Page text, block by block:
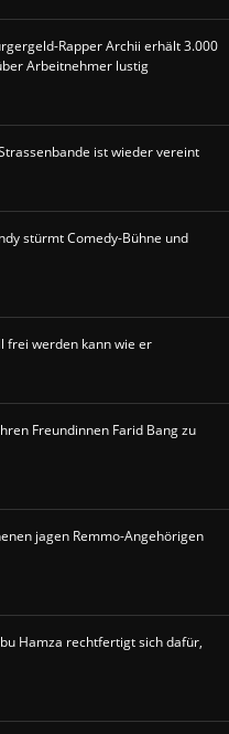
Rapper Archii erhält 3.000
Arbeitnehmer lustig
ist wieder vereint
stürmt Comedy-Bühne und
frei werden kann wie er
Freundinnen Farid Bang zu
jagen Remmo-Angehörigen
Hamza rechtfertigt sich dafür,